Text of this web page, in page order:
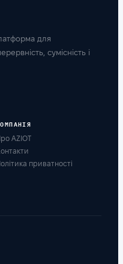
для
сумісність і
AZIOT
приватності